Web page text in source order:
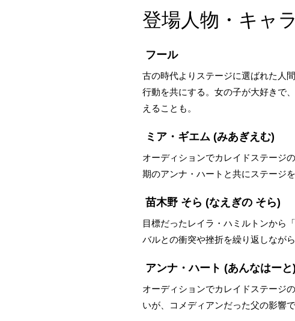
登場人物・キャ
フール
古の時代よりステージに選ばれた人
行動を共にする。女の子が大好きで
えることも。
ミア・ギエム (みあぎえむ)
オーディションでカレイドステージ
期のアンナ・ハートと共にステージ
苗木野 そら (なえぎの そら)
目標だったレイラ・ハミルトンから
バルとの衝突や挫折を繰り返しなが
アンナ・ハート (あんなはーと)
オーディションでカレイドステージ
いが、コメディアンだった父の影響